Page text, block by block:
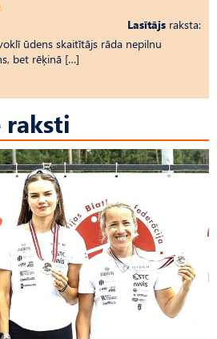
Lasītājs raksta:
ūdens skaitītājs rāda nepilnu
bet rēķinā […]
raksti